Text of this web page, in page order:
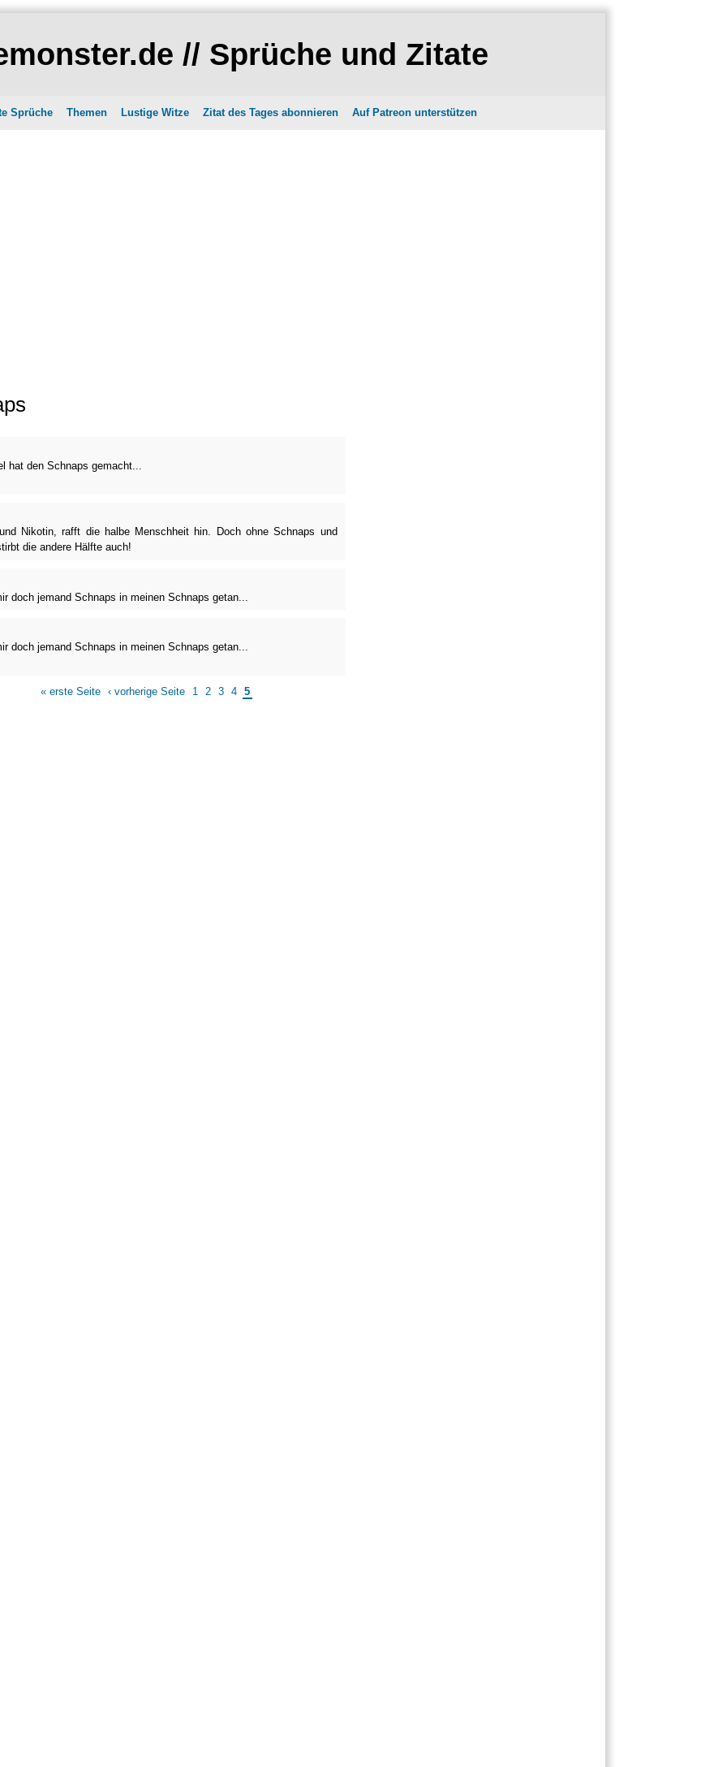
// Sprüche und Zitate
Sprüche Themen Lustige Witze Zitat des Tages abonnieren Auf Patreon unterstützen
hat den Schnaps gemacht...
Nikotin, rafft die halbe Menschheit hin. Doch ohne Schnaps und
die andere Hälfte auch!
doch jemand Schnaps in meinen Schnaps getan...
doch jemand Schnaps in meinen Schnaps getan...
« erste Seite ‹ vorherige Seite 1 2 3 4 5